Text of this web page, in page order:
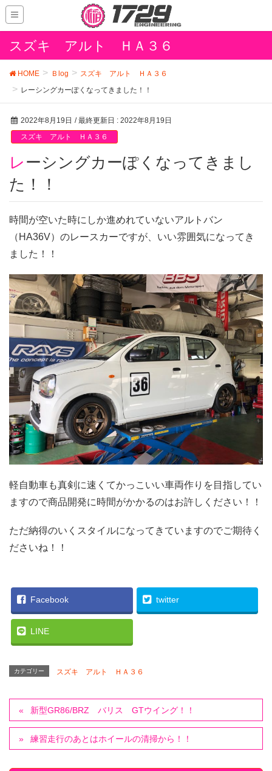
スズキ アルト ＨＡ３６
HOME Ｂlog
スズキ アルト ＨＡ３６
レーシングカーぽくなってきました！！
2022年8月19日 / 最終更新日 : 2022年8月19日
スズキ アルト ＨＡ３６
レーシングカーぽくなってきまし
た！！
時間が空いた時にしか進めれていないアルトバン
（HA36V）のレースカーですが、いい雰囲気になってき
ました！！
軽自動車も真剣に速くてかっこいい車両作りを目指してい
ますので商品開発に時間がかかるのはお許しください！！
ただ納得のいくスタイルになってきていますのでご期待く
ださいね！！
Facebook twitter
LINE
カテゴリー スズキ アルト ＨＡ３６
新型GR86/BRZ バリス GTウイング！！
練習走行のあとはホイールの清掃から！！